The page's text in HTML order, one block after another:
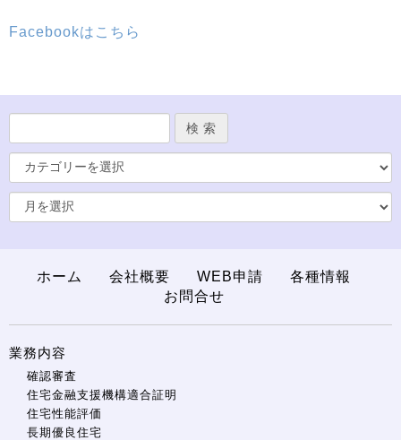
Facebookはこちら
ホーム 会社概要 WEB申請
各種情報
お問合せ
業務内容
確認審査
住宅金融支援機構適合証明
住宅性能評価
長期優良住宅